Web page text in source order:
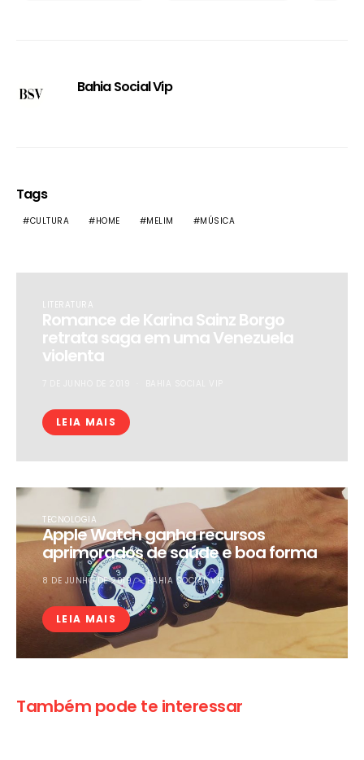
Bahia Social Vip
Tags
CULTURA HOME MELIM MÚSICA
LITERATURA
Romance de Karina Sainz Borgo
retrata saga em uma Venezuela
violenta
LEIA MAIS
TECNOLOGIA
Apple Watch ganha recursos
aprimorados de saúde e boa forma
8 DE JUNHO DE 2019 BAHIA SOCIAL VIP
LEIA MAIS
Também pode te interessar